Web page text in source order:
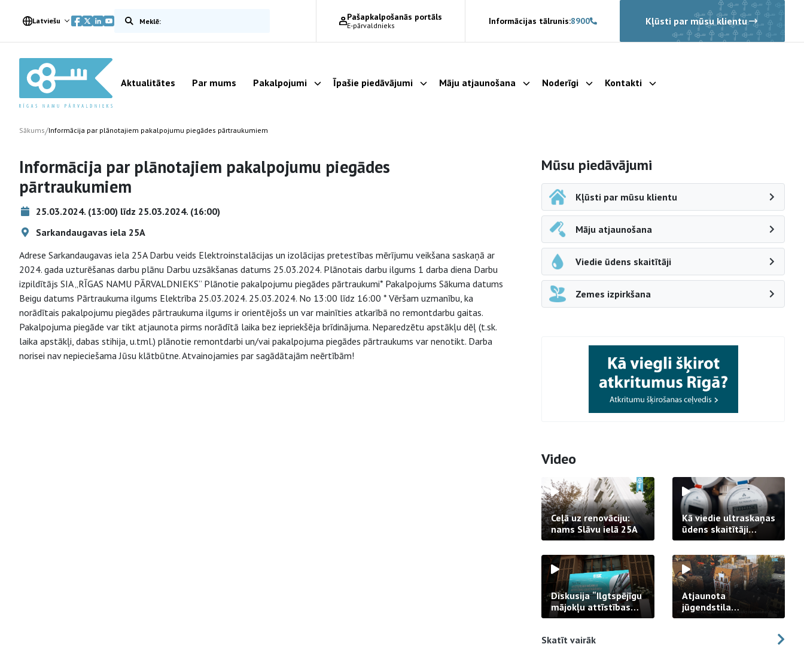
Latviešu Meklēt vietnē Pašapkalpošanās portāls
E-pārvaldnieks Informācijas tālrunis:8900 Kļūsti par mūsu klientu
Aktualitātes Par mums Pakalpojumi Parādīt apakšizvēlni
Īpašie piedāvājumi Parādīt apakšizvēlni
Māju atjaunošana Parādīt apakšizvēlni
Noderīgi Parādīt apakšizvēlni
Kontakti Parādīt apakšizvēlni
Sākums/Informācija par plānotajiem pakalpojumu piegādes pārtraukumiem
Informācija par plānotajiem pakalpojumu piegādes
pārtraukumiem
25.03.2024. (13:00) līdz 25.03.2024. (16:00)
Sarkandaugavas iela 25A
Adrese Sarkandaugavas iela 25A Darbu veids Elektroinstalācijas un izolācijas pretestības mērījumu veikšana saskaņā ar
2024. gada uzturēšanas darbu plānu Darbu uzsākšanas datums 25.03.2024. Plānotais darbu ilgums 1 darba diena Darbu
izpildītājs SIA „RĪGAS NAMU PĀRVALDNIEKS” Plānotie pakalpojumu piegādes pārtraukumi* Pakalpojums Sākuma datums
Beigu datums Pārtraukuma ilgums Elektrība 25.03.2024. 25.03.2024. No 13:00 līdz 16:00 * Vēršam uzmanību, ka
norādītais pakalpojumu piegādes pārtraukuma ilgums ir orientējošs un var mainīties atkarībā no remontdarbu gaitas.
Pakalpojuma piegāde var tikt atjaunota pirms norādītā laika bez iepriekšēja brīdinājuma. Neparedzētu apstākļu dēļ (t.sk.
laika apstākļi, dabas stihija, u.tml.) plānotie remontdarbi un/vai pakalpojuma piegādes pārtraukums var nenotikt. Darba
norisei nav nepieciešama Jūsu klātbūtne. Atvainojamies par sagādātajām neērtībām!
Sāna navigācija
Mūsu piedāvājumi
Kļūsti par mūsu klientu
Māju atjaunošana
Viedie ūdens skaitītāji
Zemes izpirkšana
Video
Ceļā uz renovāciju:
nams Slāvu ielā 25A
Kā viedie ultraskaņas
ūdens skaitītāji
strādā praksē
Diskusija “Ilgtspējīgu
mājokļu attīstības
izaicinājums”
Atjaunota
jūgendstila
arhitektūras pērles
Skatīt vairāk